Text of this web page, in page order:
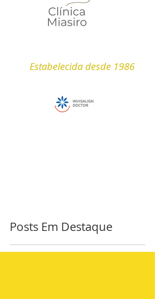
Estabelecida desde 1986
Posts Em Destaque